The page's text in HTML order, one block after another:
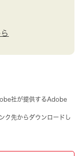
社が提供するAdobe
ク先からダウンロードし